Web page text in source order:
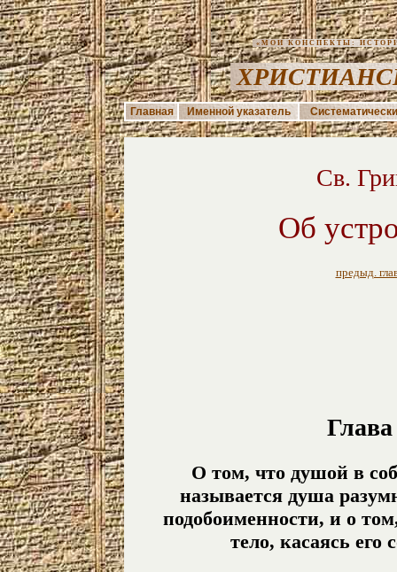
«МОИ КОНСПЕКТЫ:
Главная Именной указатель
Cв.
Об
предыд.
О том, что душой в
называется душа
подобоименности, и о
тело, касаясь